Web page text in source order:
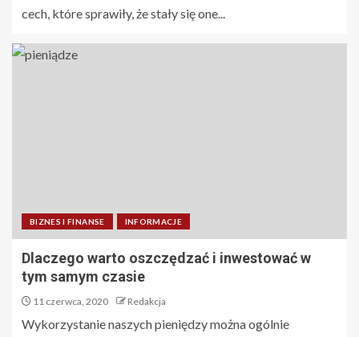
cech, które sprawiły, że stały się one...
BIZNES I FINANSE INFORMACJE
Dlaczego warto oszczędzać i inwestować w
tym samym czasie
11 czerwca, 2020 Redakcja
Wykorzystanie naszych pieniędzy można ogólnie